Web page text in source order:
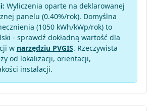
Wyliczenia oparte na deklarowanej
panelu (0.40%/rok). Domyślna
(1050 kWh/kWp/rok) to
- sprawdź dokładną wartość dla
w narzędziu PVGIS. Rzeczywista
od lokalizacji, orientacji,
instalacji.